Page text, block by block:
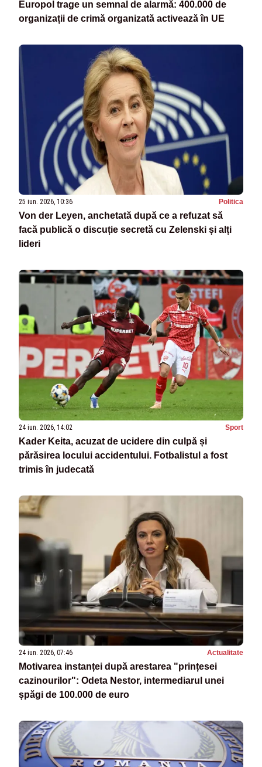
Europol trage un semnal de alarmă: 400.000 de
organizații de crimă organizată activează în UE
25 iun. 2026, 10:36 Politica
Von der Leyen, anchetată după ce a refuzat să
facă publică o discuție secretă cu Zelenski și alți
lideri
24 iun. 2026, 14:02 Sport
Kader Keita, acuzat de ucidere din culpă și
părăsirea locului accidentului. Fotbalistul a fost
trimis în judecată
24 iun. 2026, 07:46 Actualitate
Motivarea instanței după arestarea "prințesei
cazinourilor": Odeta Nestor, intermediarul unei
șpăgi de 100.000 de euro